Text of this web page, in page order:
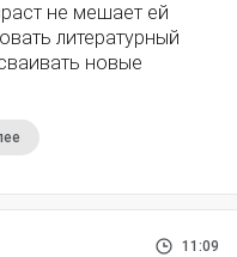
не мешает ей
литературный
новые
11:09